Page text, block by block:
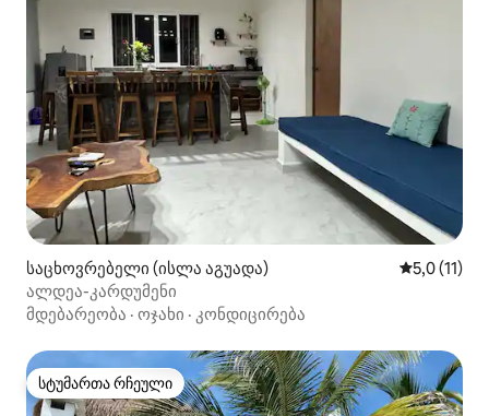
საცხოვრებელი (ისლა აგუადა) საშუალო
5,0 (11)
ალდეა-კარდუმენი
მდებარეობა · ოჯახი · კონდიცირება
სტუმართა რჩეული
სტუმართა რჩეული